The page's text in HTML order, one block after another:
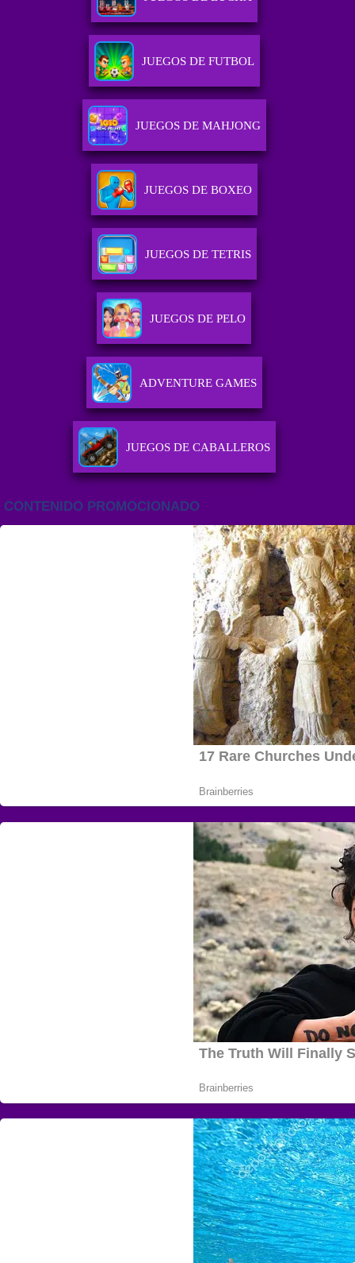
JUEGOS DE FUTBOL
JUEGOS DE MAHJONG
JUEGOS DE BOXEO
JUEGOS DE TETRIS
JUEGOS DE PELO
ADVENTURE GAMES
JUEGOS DE CABALLEROS